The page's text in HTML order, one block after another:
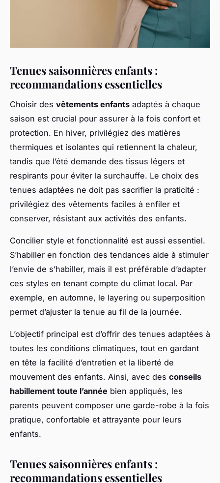
Tenues saisonnières enfants :
recommandations essentielles
Choisir des vêtements enfants adaptés à chaque
saison est crucial pour assurer à la fois confort et
protection. En hiver, privilégiez des matières
thermiques et isolantes qui retiennent la chaleur,
tandis que l’été demande des tissus légers et
respirants pour éviter la surchauffe. Le choix des
tenues adaptées ne doit pas sacrifier la praticité :
privilégiez des vêtements faciles à enfiler et
conserver, résistant aux activités des enfants.
Concilier style et fonctionnalité est aussi essentiel.
S’habiller en fonction des tendances aide à stimuler
l’envie de s’habiller, mais il est préférable d’adapter
ces styles en tenant compte du climat local. Par
exemple, en automne, le layering ou superposition
permet d’ajuster la tenue au fil de la journée.
L’objectif principal est d’offrir des tenues adaptées à
toutes les conditions climatiques, tout en gardant
en tête la facilité d’entretien et la liberté de
mouvement des enfants. Ainsi, avec des conseils
habillement toute l’année bien appliqués, les
parents peuvent composer une garde-robe à la fois
pratique, confortable et attrayante pour leurs
enfants.
Tenues saisonnières enfants :
recommandations essentielles